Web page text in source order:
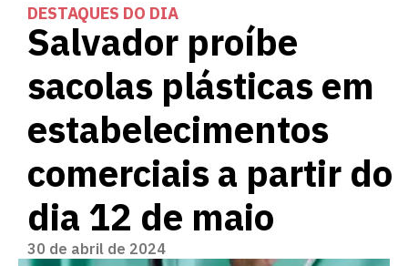
DESTAQUES DO DIA
Salvador proíbe
sacolas plásticas em
estabelecimentos
comerciais a partir do
dia 12 de maio
30 de abril de 2024